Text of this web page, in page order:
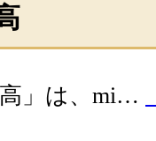
高」は、mi…